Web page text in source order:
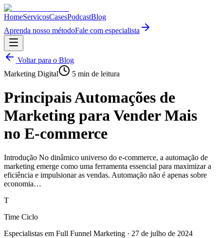
HomeServiçosCasesPodcastBlog
Aprenda nosso métodoFale com especialista
Voltar para o Blog
Marketing Digital
5 min de leitura
Principais Automações de
Marketing para Vender Mais
no E-commerce
Introdução No dinâmico universo do e-commerce, a automação de
marketing emerge como uma ferramenta essencial para maximizar a
eficiência e impulsionar as vendas. Automação não é apenas sobre
economia…
T
Time Ciclo
Especialistas em Full Funnel Marketing · 27 de julho de 2024